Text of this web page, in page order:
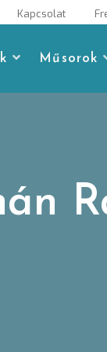
Kapcsolat
Műsorok